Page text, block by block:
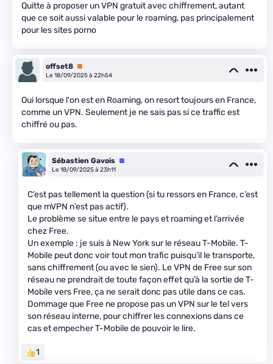
Quitte à proposer un VPN gratuit avec chiffrement, autant
que ce soit aussi valable pour le roaming, pas principalement
pour les sites porno
offset8 Premium
Le 18/09/2025 à 22h54
Oui lorsque l'on est en Roaming, on resort toujours en France,
comme un VPN. Seulement je ne sais pas si ce traffic est
chiffré ou pas.
Sébastien Gavois Équipe
Le 18/09/2025 à 23h11
C’est pas tellement la question (si tu ressors en France, c’est
que mVPN n’est pas actif).
Le problème se situe entre le pays et roaming et l’arrivée
chez Free.
Un exemple : je suis à New York sur le réseau T-Mobile. T-
Mobile peut donc voir tout mon trafic puisqu’il le transporte,
sans chiffrement (ou avec le sien). Le VPN de Free sur son
réseau ne prendrait de toute façon effet qu’à la sortie de T-
Mobile vers Free, ça ne serait donc pas utile dans ce cas.
Dommage que Free ne propose pas un VPN sur le tel vers
son réseau interne, pour chiffrer les connexions dans ce
cas et empecher T-Mobile de pouvoir le lire.
1